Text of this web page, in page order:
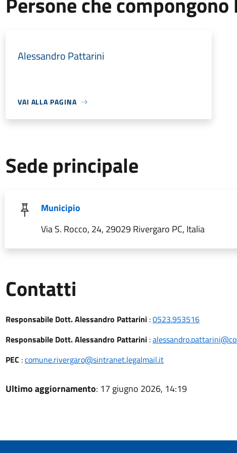
Alessandro Pattarini
VAI ALLA PAGINA
Sede principale
Municipio
Via S. Rocco, 24, 29029 Rivergaro PC, Italia
Contatti
Responsabile Dott. Alessandro Pattarini:0523.953516
Responsabile Dott. Alessandro Pattarini:
PEC :comune.rivergaro@sintranet.legalmail.it
Ultimo aggiornamento: 17 giugno 2026, 14:19